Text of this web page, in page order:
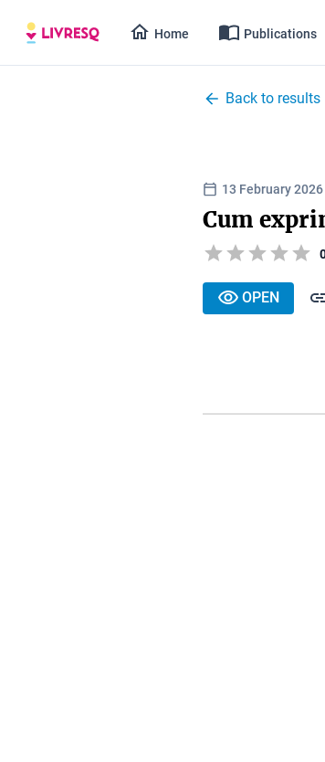
Home Publications
Back to results
13 February 2026
Cum
OPEN